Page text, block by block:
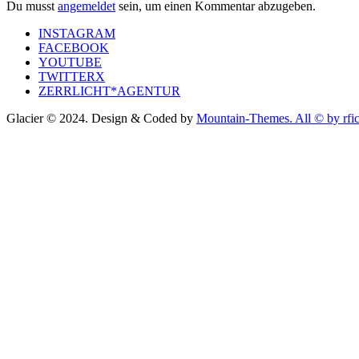
Du musst angemeldet sein, um einen Kommentar abzugeben.
INSTAGRAM
FACEBOOK
YOUTUBE
TWITTERX
ZERRLICHT*AGENTUR
Glacier © 2024. Design & Coded by Mountain-Themes. All © by